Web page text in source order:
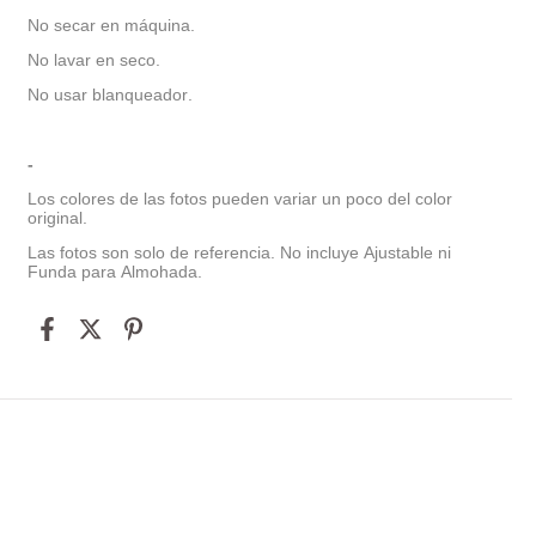
No secar en máquina.
No lavar en seco.
No usar blanqueador.
-
Los colores de las fotos pueden variar un poco del color
original.
Las fotos son solo de referencia. No incluye Ajustable ni
Funda para Almohada.